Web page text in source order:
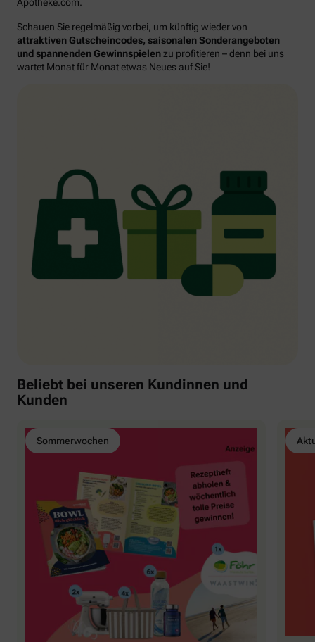
Schauen Sie regelmäßig vorbei, um künftig wieder von
attraktiven Gutscheincodes, saisonalen Sonderangeboten
und spannenden Gewinnspielenzu profitieren – denn bei uns
wartet Monat für Monat etwas Neues auf Sie!
Beliebt bei unseren Kundinnen und
Kunden
Sommerwochen